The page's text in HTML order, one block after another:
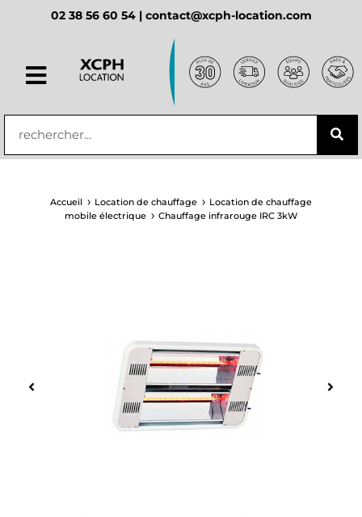
principal02 38 56 60 54 | contact@xcph-location.com
Accueil Location de chauffage
Location de chauffage
mobile électrique
Chauffage infrarouge IRC 3kW